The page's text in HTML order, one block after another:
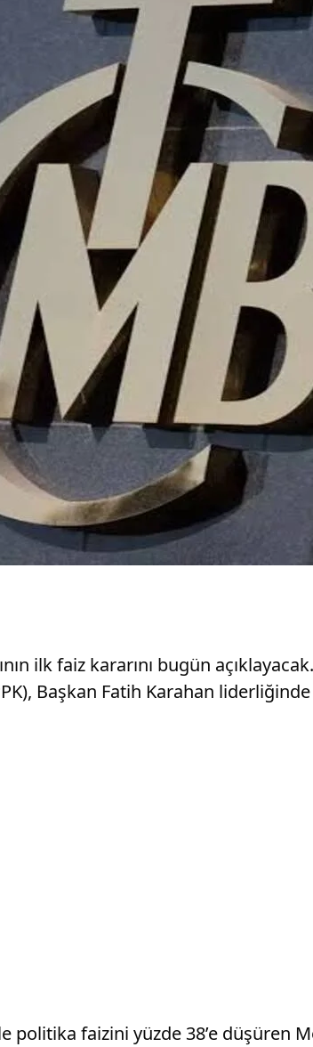
ilk faiz kararını bugün
Başkan Fatih Karahan
politika faizini yüzde 38’e düşüren